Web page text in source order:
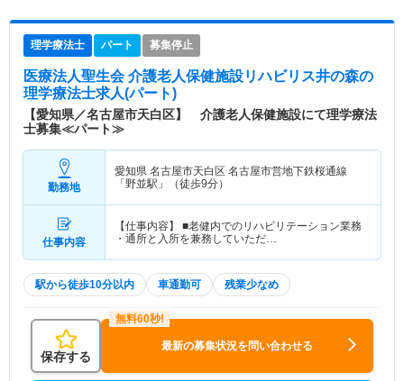
理学療法士 パート 募集停止
医療法人聖生会 介護老人保健施設リハビリス井の森の
理学療法士求人(パート)
【愛知県／名古屋市天白区】 介護老人保健施設にて理学療法
士募集≪パート≫
勤務地
愛知県 名古屋市天白区 名古屋市営地下鉄桜通線
「野並駅」（徒歩9分）
仕事内容
【仕事内容】 ■老健内でのリハビリテーション業務
・通所と入所を兼務していただ…
駅から徒歩10分以内 車通勤可 残業少なめ
保存する
最新の募集状況を問い合わせる